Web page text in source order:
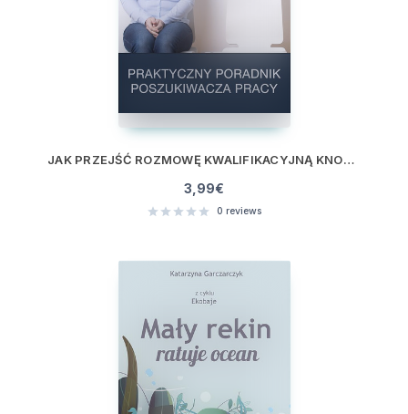
JAK PRZEJŚĆ ROZMOWĘ KWALIFIKACYJNĄ KNOW-HOW
3,99€
0 reviews